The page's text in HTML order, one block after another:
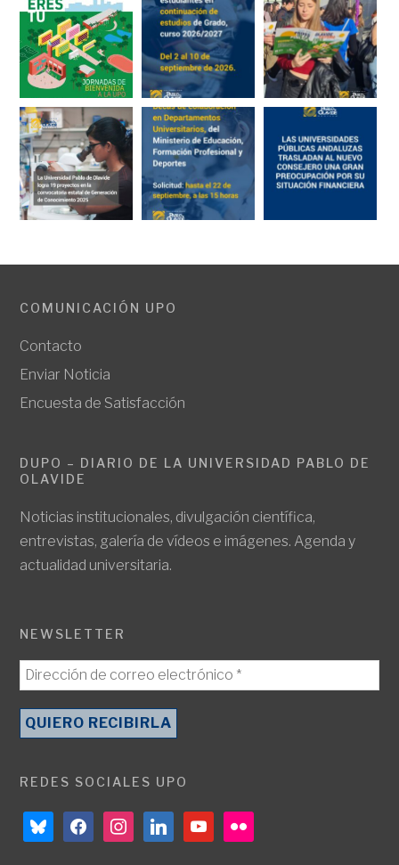
COMUNICACIÓN UPO
Contacto
Enviar Noticia
Encuesta de Satisfacción
DUPO – DIARIO DE LA UNIVERSIDAD PABLO DE
OLAVIDE
Noticias institucionales, divulgación científica,
entrevistas, galería de vídeos e imágenes. Agenda y
actualidad universitaria.
NEWSLETTER
REDES SOCIALES UPO
blueskyfacebookinstagramlinkedinyoutubeflickr